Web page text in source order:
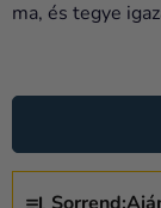
Ünnepek
ma, és tegye
E
R
M